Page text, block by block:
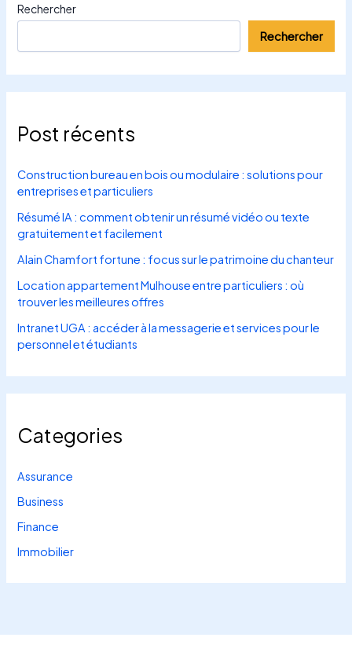
Rechercher
Rechercher
Post récents
Construction bureau en bois ou modulaire : solutions pour
entreprises et particuliers
Résumé IA : comment obtenir un résumé vidéo ou texte
gratuitement et facilement
Alain Chamfort fortune : focus sur le patrimoine du chanteur
Location appartement Mulhouse entre particuliers : où
trouver les meilleures offres
Intranet UGA : accéder à la messagerie et services pour le
personnel et étudiants
Categories
Assurance
Business
Finance
Immobilier